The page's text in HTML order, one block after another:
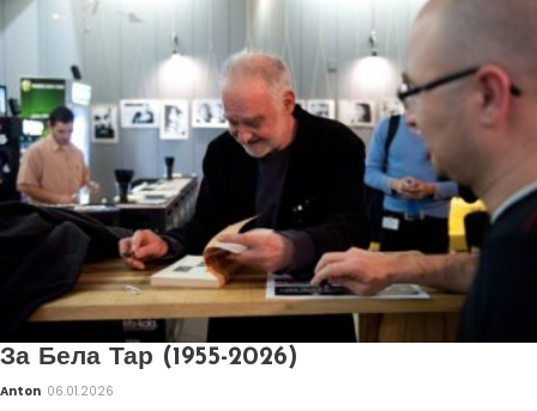
За Бела Тар (1955-2026)
Anton 06.01.2026